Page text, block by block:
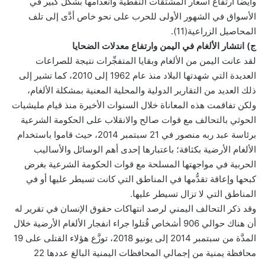
الأسواق في الشهور الأولى للحرب على نحو خاص أدَّى إلى تلف
المحاصيل الزراعية(11).
ج) انتشار الألغام في اليمن وارتفاع معدلات الضحايا
لقد عانت اليمن من الألغام وبقايا المتفجِّرات نتيجة للصراعات
العديدة التي شهدتها البلاد منذ عام 1962 إلى 2010، كما تشير إلى
ذلك العديد من التقارير الدولية والمحلية المعنية بمشكلة الألغام،
ولكن تفاقمت هذه المعاناة خلال السنوات الأخيرة منذ قيام مليشيات
الحوثي بالتحالف مع قوات صالح والانقلاب على الحكومة الشرعية
برئاسة عبد ربه منصور في 21 سبتمبر 2014، حيث قاموا باستخدام
الألغام الأرضية بكثافة؛ باعتبارها إحدى أهم الوسائل والأساليب
الحربية في مواجهتها المسلحة مع قوات الحكومة الشرعية بغرض
كبحها وإعاقة تقدُّمها في المناطق التي كانت تسيطر عليها أو في
المناطق التي لا تزال تسيطر عليها.
وقد ذكر التحالف اليمني لرصد انتهاكات حقوق الإنسان في تقرير له
أن هناك حوالي 906 أشخاص قُتلوا جراء انفجار الألغام الأرضية خلال
المدَّة من سبتمبر 2014 إلى يونيو 2018، توزَّع هؤلاء القتلى على 19
محافظة يمنية من إجمالي المحافظات اليمنية البالغ عددها 22